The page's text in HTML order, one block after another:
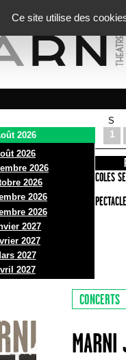
Ce site utilise des
2026
2026
2026
2026
2026
2026
2027
2027
2027
2027
S
1
INFOS PRATIQUES
ACCES
BAR ET BISTRO
BILLETTERIE
ECOLES
CONCERTS
MARNI